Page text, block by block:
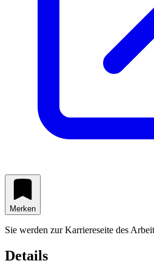
Merken
Sie werden zur Karriereseite des
Details